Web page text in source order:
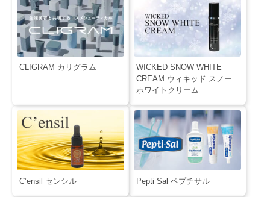
CLIGRAM カリグラム
WICKED SNOW WHITE
CREAM ウィキッド スノー
ホワイトクリーム
C’ensil センシル Pepti Sal ペプチサル